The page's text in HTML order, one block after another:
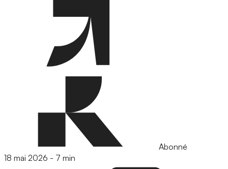
Abonné
18 mai 2026 - 7 min